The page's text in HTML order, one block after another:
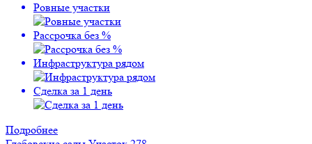
Ровные участки
Рассрочка без %
Инфраструктура рядом
Сделка за 1 день
Подробнее